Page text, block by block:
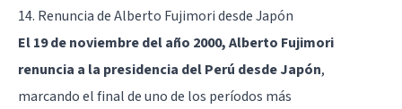
14. Renuncia de Alberto Fujimori desde Japón
El 19 de noviembre del año 2000, Alberto Fujimori
renuncia a la presidencia del Perú desde Japón,
marcando el final de uno de los períodos más